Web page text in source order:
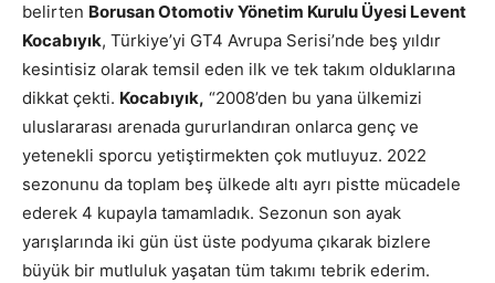
belirten Borusan Otomotiv Yönetim Kurulu Üyesi Levent
Kocabıyık, Türkiye’yi GT4 Avrupa Serisi’nde beş yıldır
kesintisiz olarak temsil eden ilk ve tek takım olduklarına
dikkat çekti. Kocabıyık, “2008’den bu yana ülkemizi
uluslararası arenada gururlandıran onlarca genç ve
yetenekli sporcu yetiştirmekten çok mutluyuz. 2022
sezonunu da toplam beş ülkede altı ayrı pistte mücadele
ederek 4 kupayla tamamladık. Sezonun son ayak
yarışlarında iki gün üst üste podyuma çıkarak bizlere
büyük bir mutluluk yaşatan tüm takımı tebrik ederim.